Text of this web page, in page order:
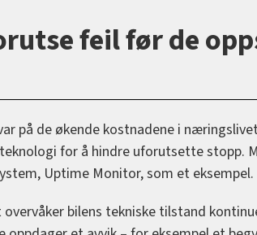
feil før de
på de økende kostnadene i
for å hindre uforutsette stopp.
Uptime Monitor, som et eksempel.
bilens tekniske tilstand